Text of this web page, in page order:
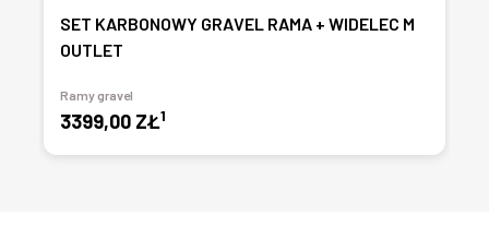
SET KARBONOWY GRAVEL RAMA + WIDELEC M
OUTLET
Ramy gravel
3399,00 ZŁ1